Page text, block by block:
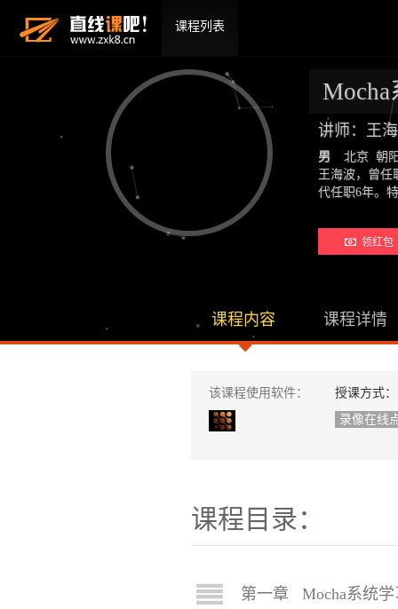
课程列表
讲师：王
男
北京 朝
王海波，曾任
代任职6年。
领红包
课程内容 课程详情
该课程使用软件：
授课方式：
录像在线
课程目录：
第一章 Mocha系统学